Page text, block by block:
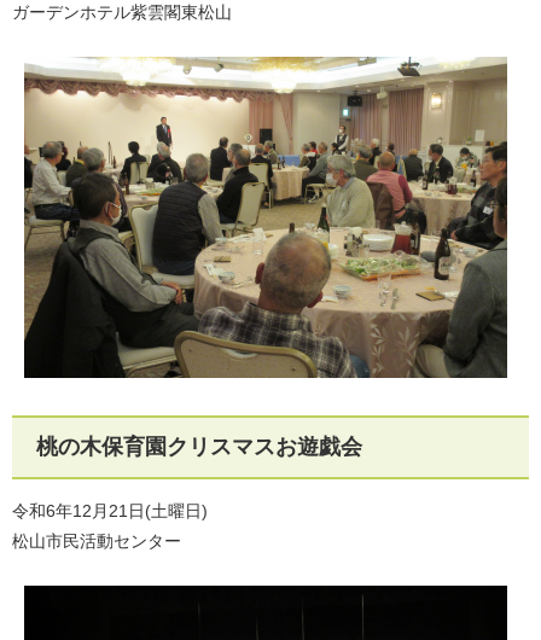
ガーデンホテル紫雲閣東松山
桃の木保育園クリスマスお遊戯会
令和6年12月21日(土曜日)
松山市民活動センター